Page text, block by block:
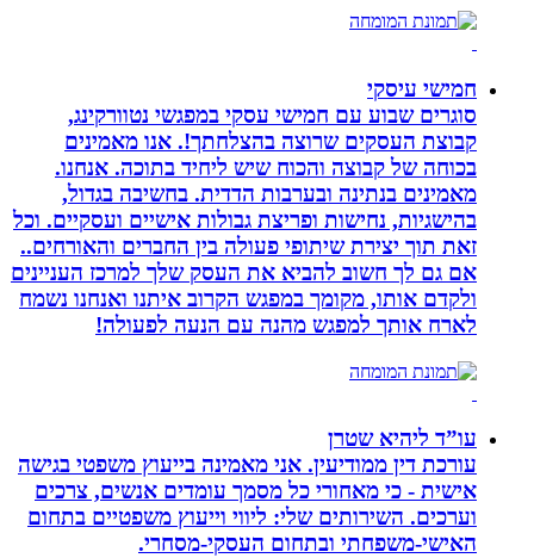
חמישי עיסקי
סוגרים שבוע עם חמישי עסקי במפגשי נטוורקינג,
קבוצת העסקים שרוצה בהצלחתך!. אנו מאמינים
בכוחה של קבוצה והכוח שיש ליחיד בתוכה. אנחנו.
מאמינים בנתינה ובערבות הדדית. בחשיבה בגדול,
בהישגיות, נחישות ופריצת גבולות אישיים ועסקיים. וכל
זאת תוך יצירת שיתופי פעולה בין החברים והאורחים..
אם גם לך חשוב להביא את העסק שלך למרכז העניינים
ולקדם אותו, מקומך במפגש הקרוב איתנו ואנחנו נשמח
לארח אותך למפגש מהנה עם הנעה לפעולה!
עו”ד ליהיא שטרן
עורכת דין ממודיעין. אני מאמינה בייעוץ משפטי בגישה
אישית - כי מאחורי כל מסמך עומדים אנשים, צרכים
וערכים. השירותים שלי: ליווי וייעוץ משפטיים בתחום
האישי-משפחתי ובתחום העסקי-מסחרי.